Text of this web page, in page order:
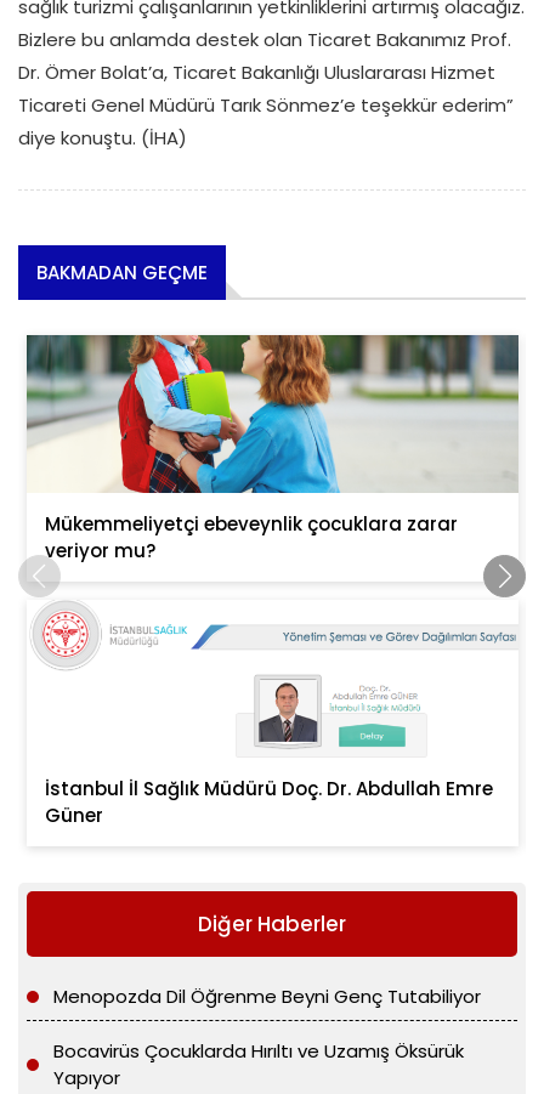
sağlık turizmi çalışanlarının yetkinliklerini artırmış olacağız.
Bizlere bu anlamda destek olan Ticaret Bakanımız Prof.
Dr. Ömer Bolat’a, Ticaret Bakanlığı Uluslararası Hizmet
Ticareti Genel Müdürü Tarık Sönmez’e teşekkür ederim”
diye konuştu. (İHA)
BAKMADAN GEÇME
Mükemmeliyetçi ebeveynlik çocuklara zarar
veriyor mu?
İstanbul İl Sağlık Müdürü Doç. Dr. Abdullah Emre
Güner
Diğer Haberler
Menopozda Dil Öğrenme Beyni Genç Tutabiliyor
Bocavirüs Çocuklarda Hırıltı ve Uzamış Öksürük
Yapıyor